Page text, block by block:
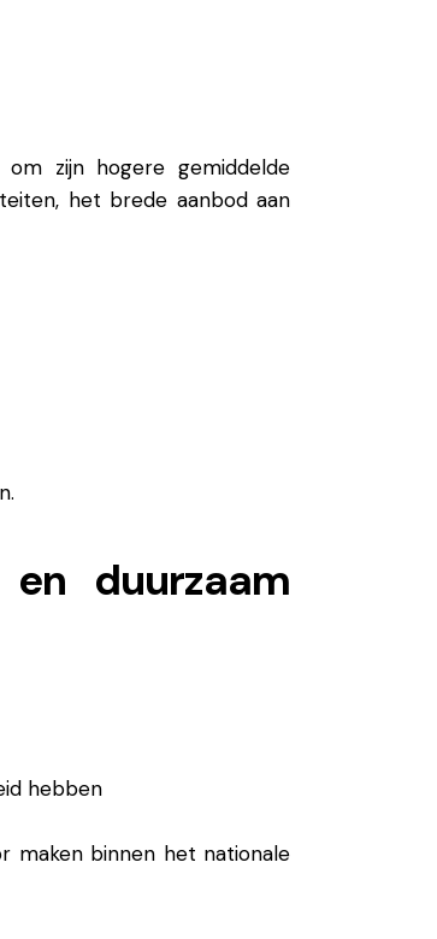
zijn hogere gemiddelde
het brede aanbod aan
duurzaam
hebben
maken binnen het nationale